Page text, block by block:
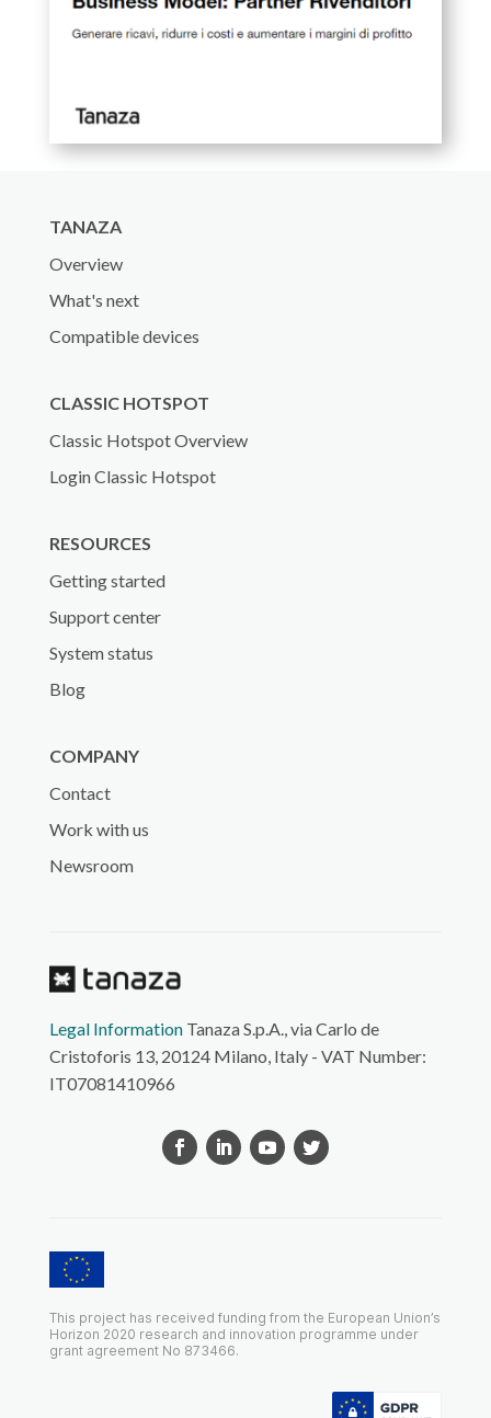
TANAZA
Overview
What's next
Compatible devices
CLASSIC HOTSPOT
Classic Hotspot Overview
Login Classic Hotspot
RESOURCES
Getting started
Support center
System status
Blog
COMPANY
Contact
Work with us
Newsroom
Legal InformationTanaza S.p.A., via Carlo de
Cristoforis 13, 20124 Milano, Italy - VAT Number:
IT07081410966
This project has received funding from the European Union’s
Horizon 2020 research and innovation programme under
grant agreement No 873466.